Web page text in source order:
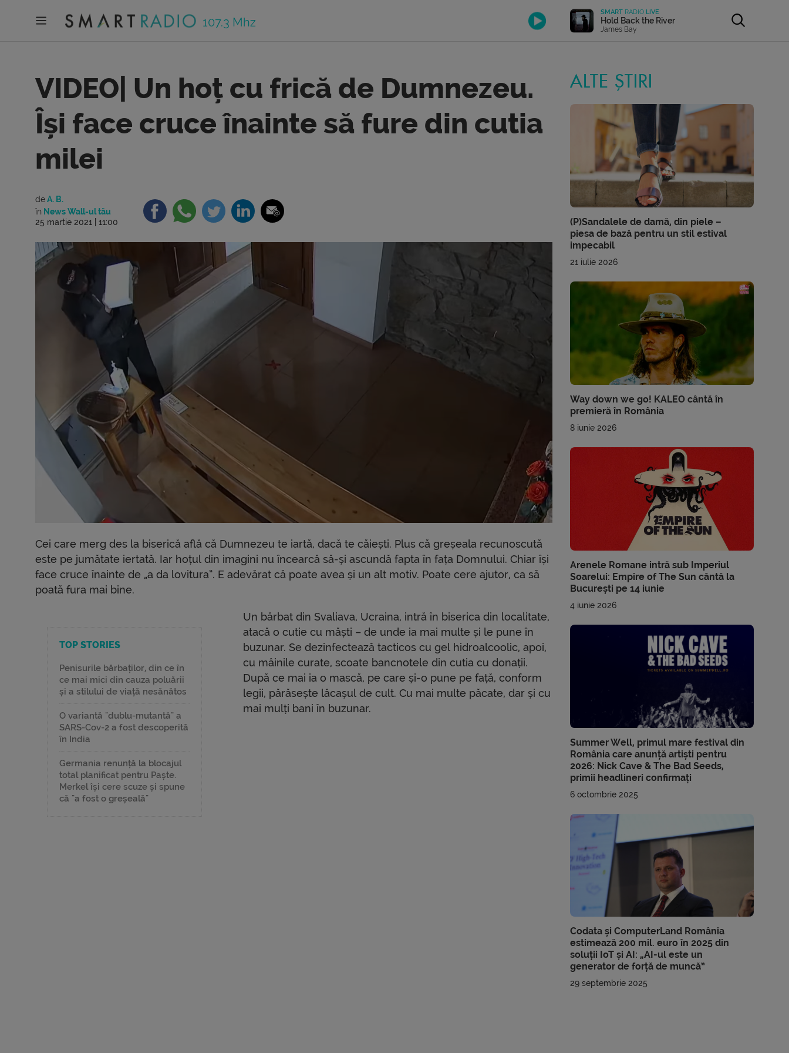
107.3 Mhz
SMART RADIO LIVE
Hold Back the River
James Bay
VIDEO| Un hoț cu frică de Dumnezeu.
Își face cruce înainte să fure din cutia
milei
deA. B.
în News Wall-ul tău
25 martie 2021 | 11:00
Cei care merg des la biserică află că Dumnezeu te iartă, dacă te căiești. Plus că greșeala recunoscută
este pe jumătate iertată. Iar hoțul din imagini nu încearcă să-și ascundă fapta în fața Domnului. Chiar își
face cruce înainte de „a da lovitura”. E adevărat că poate avea și un alt motiv. Poate cere ajutor, ca să
poată fura mai bine.
TOP STORIES
Penisurile bărbaților, din ce în
ce mai mici din cauza poluării
și a stilului de viață nesănătos
O variantă "dublu-mutantă" a
SARS-Cov-2 a fost descoperită
în India
Germania renunță la blocajul
total planificat pentru Paște.
Merkel își cere scuze și spune
că "a fost o greșeală"
Un bărbat din Svaliava, Ucraina, intră în biserica din localitate,
atacă o cutie cu măști – de unde ia mai multe și le pune în
buzunar. Se dezinfectează tacticos cu gel hidroalcoolic, apoi,
cu mâinile curate, scoate bancnotele din cutia cu donații.
După ce mai ia o mască, pe care și-o pune pe față, conform
legii, părăsește lăcașul de cult. Cu mai multe păcate, dar și cu
mai mulți bani în buzunar.
ALTE ȘTIRI
(P)Sandalele de damă, din piele –
piesa de bază pentru un stil estival
impecabil
21 iulie 2026
Way down we go! KALEO cântă în
premieră în România
8 iunie 2026
Arenele Romane intră sub Imperiul
Soarelui: Empire of The Sun cântă la
București pe 14 iunie
4 iunie 2026
Summer Well, primul mare festival din
România care anunță artiști pentru
2026: Nick Cave & The Bad Seeds,
primii headlineri confirmați
6 octombrie 2025
Codata și ComputerLand România
estimează 200 mil. euro în 2025 din
soluții IoT și AI: „AI-ul este un
generator de forță de muncă”
29 septembrie 2025